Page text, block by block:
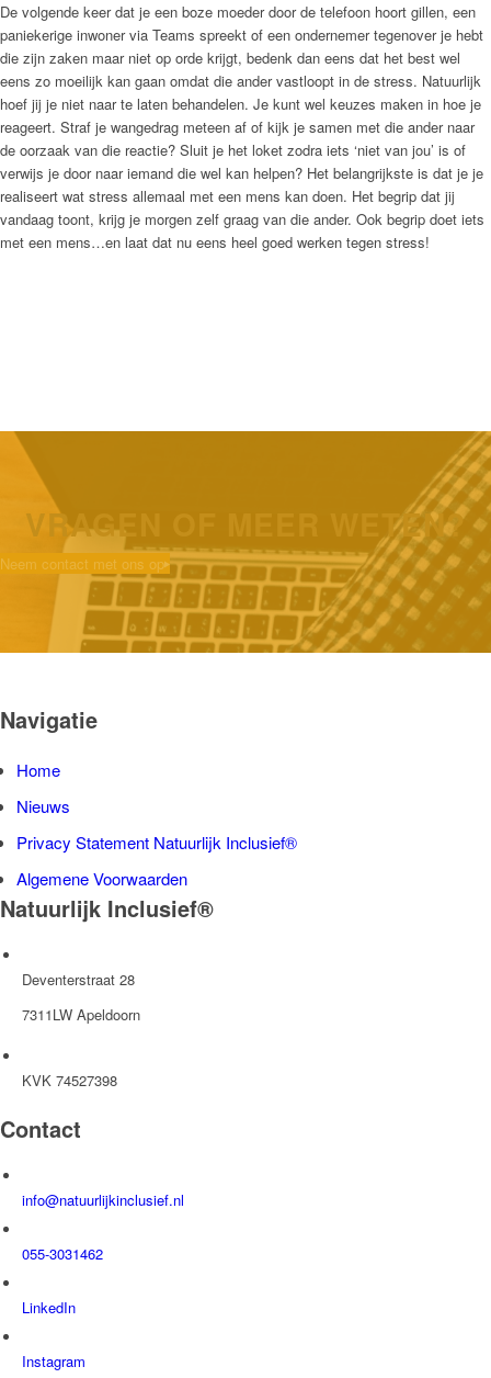
De volgende keer dat je een boze moeder door de telefoon hoort gillen, een
paniekerige inwoner via Teams spreekt of een ondernemer tegenover je hebt
die zijn zaken maar niet op orde krijgt, bedenk dan eens dat het best wel
eens zo moeilijk kan gaan omdat die ander vastloopt in de stress. Natuurlijk
hoef jij je niet naar te laten behandelen. Je kunt wel keuzes maken in hoe je
reageert. Straf je wangedrag meteen af of kijk je samen met die ander naar
de oorzaak van die reactie? Sluit je het loket zodra iets ‘niet van jou’ is of
verwijs je door naar iemand die wel kan helpen? Het belangrijkste is dat je je
realiseert wat stress allemaal met een mens kan doen. Het begrip dat jij
vandaag toont, krijg je morgen zelf graag van die ander. Ook begrip doet iets
met een mens…en laat dat nu eens heel goed werken tegen stress!
VRAGEN OF MEER WETEN?
Neem contact met ons op
Navigatie
Home
Nieuws
Privacy Statement Natuurlijk Inclusief®
Algemene Voorwaarden
Natuurlijk Inclusief®
Deventerstraat 28
7311LW Apeldoorn
KVK 74527398
Contact
info@natuurlijkinclusief.nl
055-3031462
LinkedIn
Instagram